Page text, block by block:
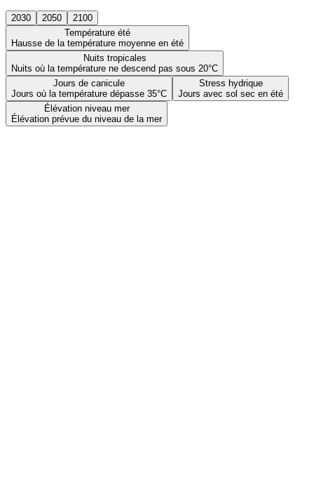
2030 2050
2100
Température été
Hausse de la température moyenne en été
Nuits tropicales
Nuits où la température ne descend pas sous 20°C
Jours de canicule
Jours où la température dépasse 35°C
Stress hydrique
Jours avec sol sec en été
Élévation niveau mer
Élévation prévue du niveau de la mer